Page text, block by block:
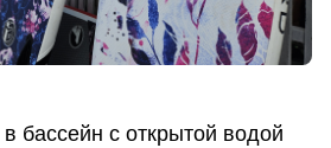
бассейн с открытой водой